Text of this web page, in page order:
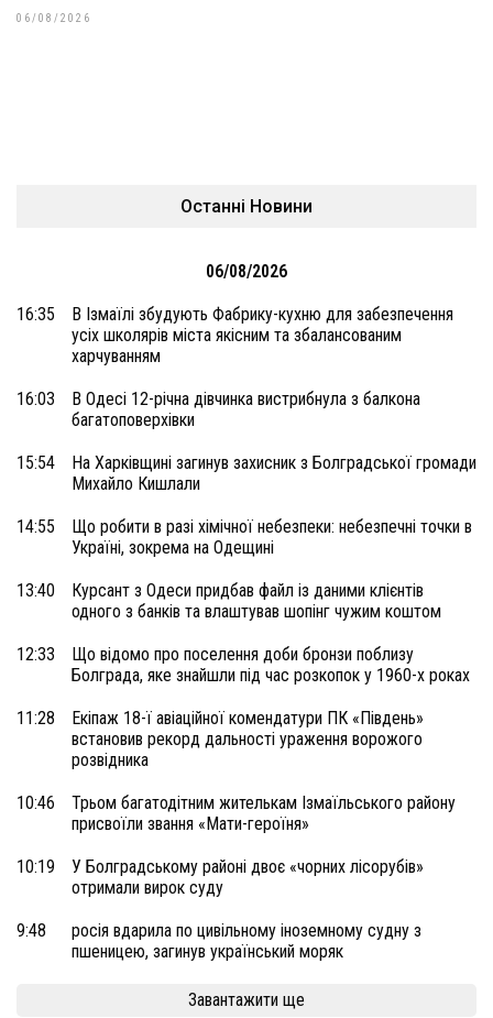
06/08/2026
Останні Новини
06/08/2026
16:35
В Ізмаїлі збудують Фабрику-кухню для забезпечення
усіх школярів міста якісним та збалансованим
харчуванням
16:03
В Одесі 12-річна дівчинка вистрибнула з балкона
багатоповерхівки
15:54
На Харківщині загинув захисник з Болградської громади
Михайло Кишлали
14:55
Що робити в разі хімічної небезпеки: небезпечні точки в
Україні, зокрема на Одещині
13:40
Курсант з Одеси придбав файл із даними клієнтів
одного з банків та влаштував шопінг чужим коштом
12:33
Що відомо про поселення доби бронзи поблизу
Болграда, яке знайшли під час розкопок у 1960-х роках
11:28
Екіпаж 18-ї авіаційної комендатури ПК «Південь»
встановив рекорд дальності ураження ворожого
розвідника
10:46
Трьом багатодітним жителькам Ізмаїльського району
присвоїли звання «Мати-героїня»
10:19
У Болградському районі двоє «чорних лісорубів»
отримали вирок суду
9:48
росія вдарила по цивільному іноземному судну з
пшеницею, загинув український моряк
Завантажити ще